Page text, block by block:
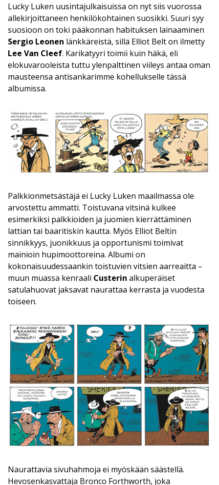
Lucky Luken uusintajulkaisuissa on nyt siis vuorossa
allekirjoittaneen henkilökohtainen suosikki. Suuri syy
suosioon on toki pääkonnan habituksen lainaaminen
Sergio Leonen länkkäreistä, sillä Elliot Belt on ilmetty
Lee Van Cleef. Karikatyyri toimii kuin häkä, eli
elokuvarooleista tuttu ylenpalttinen viileys antaa oman
mausteensa antisankarimme kohellukselle tässä
albumissa.
Palkkionmetsästäjä ei Lucky Luken maailmassa ole
arvostettu ammatti. Toistuvana vitsinä kulkee
esimerkiksi palkkioiden ja juomien kierrättäminen
lattian tai baaritiskin kautta. Myös Elliot Beltin
sinnikkyys, juonikkuus ja opportunismi toimivat
mainioin hupimoottoreina. Albumi on
kokonaisuudessaankin toistuvien vitsien aarreaitta –
muun muassa kenraali Custerin alkuperäiset
satulahuovat jaksavat naurattaa kerrasta ja vuodesta
toiseen.
Naurattavia sivuhahmoja ei myöskään säästellä.
Hevosenkasvattaja Bronco Forthworth, joka